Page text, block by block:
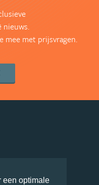
een optimale
nieuws.
mee met prijsvragen.
Cookies